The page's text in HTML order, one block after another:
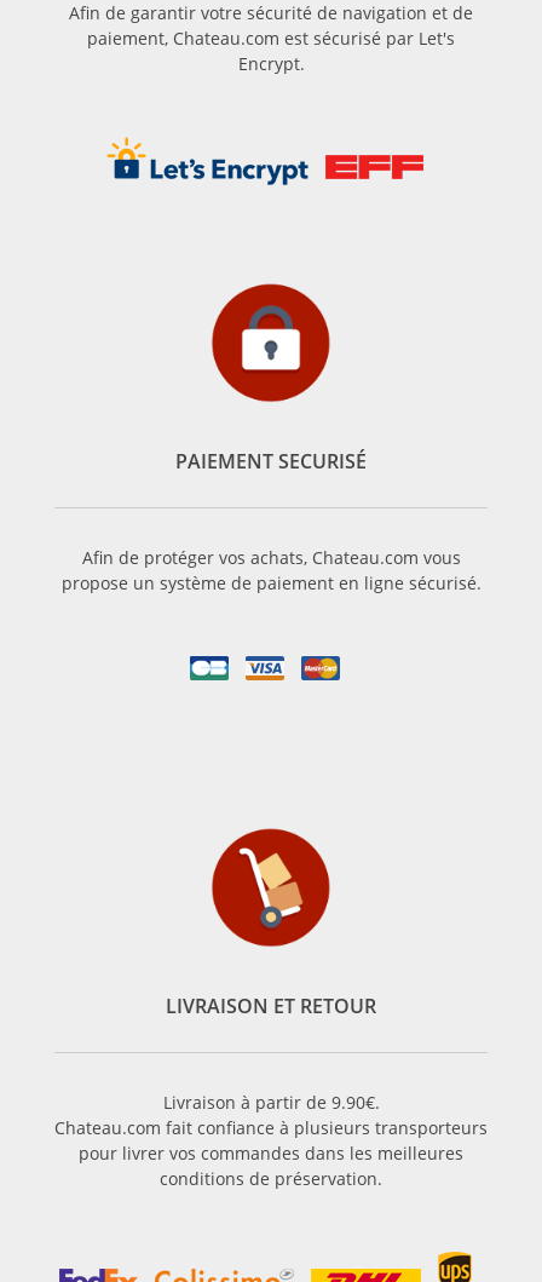
Afin de garantir votre sécurité de navigation et de
paiement, Chateau.com est sécurisé par Let's
Encrypt.
PAIEMENT SECURISÉ
Afin de protéger vos achats, Chateau.com vous
propose un système de paiement en ligne sécurisé.
LIVRAISON ET RETOUR
Livraison à partir de 9.90€.
Chateau.com fait confiance à plusieurs transporteurs
pour livrer vos commandes dans les meilleures
conditions de préservation.